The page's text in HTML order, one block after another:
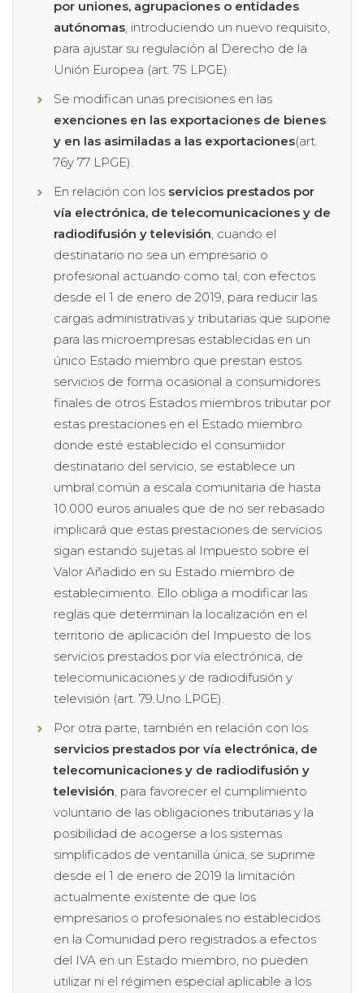
por uniones, agrupaciones o entidades
autónomas, introduciendo un nuevo requisito,
para ajustar su regulación al Derecho de la
Unión Europea (art. 75 LPGE).
Se modifican unas precisiones en las
exenciones en las exportaciones de bienes
y en las asimiladas a las exportaciones(art.
76y 77 LPGE).
En relación con los servicios prestados por
vía electrónica, de telecomunicaciones y de
radiodifusión y televisión, cuando el
destinatario no sea un empresario o
profesional actuando como tal, con efectos
desde el 1 de enero de 2019, para reducir las
cargas administrativas y tributarias que supone
para las microempresas establecidas en un
único Estado miembro que prestan estos
servicios de forma ocasional a consumidores
finales de otros Estados miembros tributar por
estas prestaciones en el Estado miembro
donde esté establecido el consumidor
destinatario del servicio, se establece un
umbral común a escala comunitaria de hasta
10.000 euros anuales que de no ser rebasado
implicará que estas prestaciones de servicios
sigan estando sujetas al Impuesto sobre el
Valor Añadido en su Estado miembro de
establecimiento. Ello obliga a modificar las
reglas que determinan la localización en el
territorio de aplicación del Impuesto de los
servicios prestados por vía electrónica, de
telecomunicaciones y de radiodifusión y
televisión (art. 79.Uno LPGE).
Por otra parte, también en relación con los
servicios prestados por vía electrónica, de
telecomunicaciones y de radiodifusión y
televisión, para favorecer el cumplimiento
voluntario de las obligaciones tributarias y la
posibilidad de acogerse a los sistemas
simplificados de ventanilla única, se suprime
desde el 1 de enero de 2019 la limitación
actualmente existente de que los
empresarios o profesionales no establecidos
en la Comunidad pero registrados a efectos
del IVA en un Estado miembro, no pueden
utilizar ni el régimen especial aplicable a los